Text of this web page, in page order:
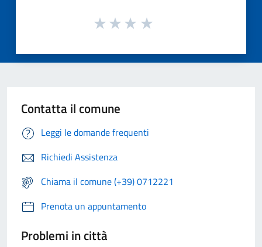
Contatta il comune
Leggi le domande frequenti
Richiedi Assistenza
Chiama il comune (+39) 0712221
Prenota un appuntamento
Problemi in città